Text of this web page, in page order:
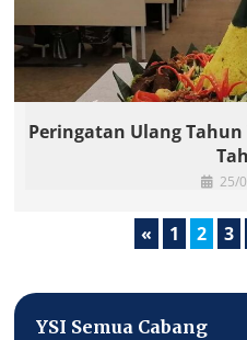
Peringatan Ulang Tahun
25/
« 1 2 3
YSI Semua Cabang